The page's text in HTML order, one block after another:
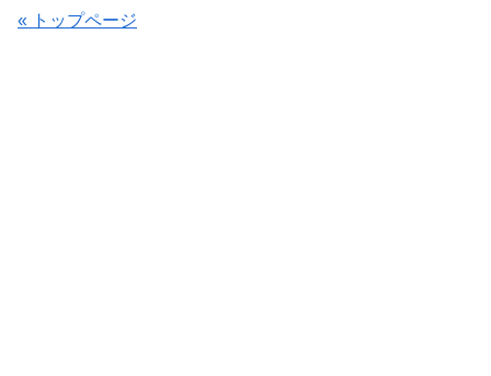
« トップページ